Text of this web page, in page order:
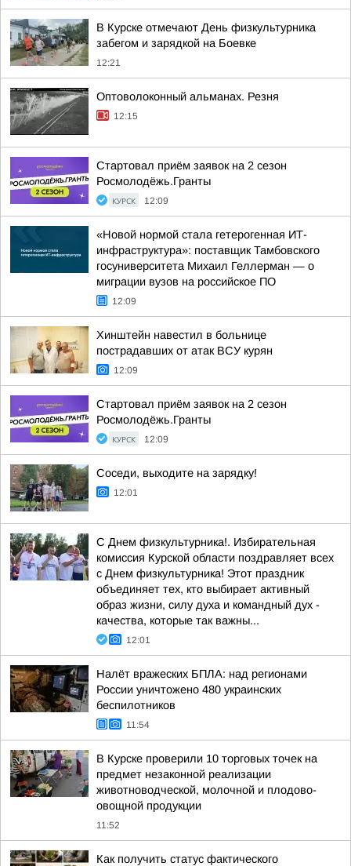
В Курске отмечают День физкультурника
забегом и зарядкой на Боевке
12:21
Оптоволоконный альманах. Резня
12:15
Стартовал приём заявок на 2 сезон
Росмолодёжь.Гранты
КУРСК 12:09
«Новой нормой стала гетерогенная ИТ-
инфраструктура»: поставщик Тамбовского
госуниверситета Михаил Геллерман — о
миграции вузов на российское ПО
12:09
Хинштейн навестил в больнице
пострадавших от атак ВСУ курян
12:09
Стартовал приём заявок на 2 сезон
Росмолодёжь.Гранты
КУРСК 12:09
Соседи, выходите на зарядку!
12:01
С Днем физкультурника!. Избирательная
комиссия Курской области поздравляет всех
с Днем физкультурника! Этот праздник
объединяет тех, кто выбирает активный
образ жизни, силу духа и командный дух -
качества, которые так важны...
12:01
Налёт вражеских БПЛА: над регионами
России уничтожено 480 украинских
беспилотников
11:54
В Курске проверили 10 торговых точек на
предмет незаконной реализации
животноводческой, молочной и плодово-
овощной продукции
11:52
Как получить статус фактического